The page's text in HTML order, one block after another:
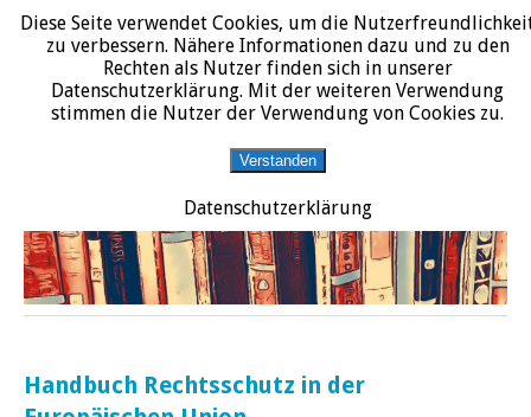
START DATENSCHUTZERKLÄRUNG IMPRESSUM ÜBER JURALIT
JURALIT
Rezensionen juristischer Literatur
Handbuch Rechtsschutz in der
Diese Seite verwendet Cookies, um die
zu verbessern. Nähere Informationen dazu und zu den
Rechten als Nutzer finden sich in unserer
Datenschutzerklärung. Mit der weiteren Verwendung
stimmen die Nutzer der Verwendung von Cookies zu.
Verstanden
Datenschutzerklärung